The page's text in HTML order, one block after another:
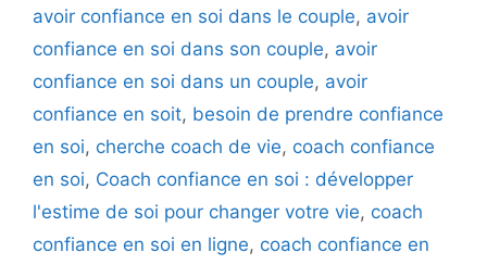
avoir confiance en soi dans le couple, avoir
confiance en soi dans son couple, avoir
confiance en soi dans un couple, avoir
confiance en soit, besoin de prendre confiance
en soi, cherche coach de vie, coach confiance
en soi, Coach confiance en soi : développer
l'estime de soi pour changer votre vie, coach
confiance en soi en ligne, coach confiance en